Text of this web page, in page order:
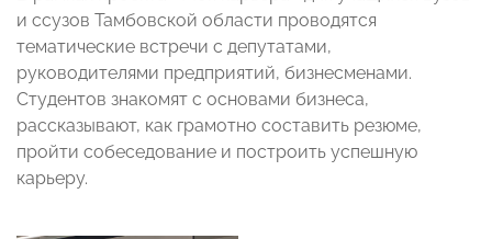
и ссузов Тамбовской области проводятся
тематические встречи с депутатами,
руководителями предприятий, бизнесменами.
Студентов знакомят с основами бизнеса,
рассказывают, как грамотно составить резюме,
пройти собеседование и построить успешную
карьеру.